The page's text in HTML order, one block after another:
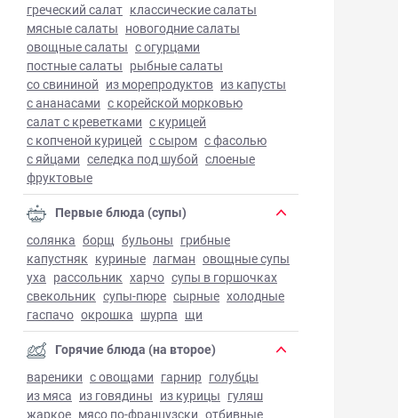
греческий салат классические салаты
мясные салаты новогодние салаты
овощные салаты с огурцами
постные салаты рыбные салаты
со свининой из морепродуктов из капусты
с ананасами с корейской морковью
салат с креветками с курицей
с копченой курицей с сыром с фасолью
с яйцами селедка под шубой слоеные
фруктовые
Первые блюда (супы)
солянка борщ бульоны грибные
капустняк куриные лагман овощные супы
уха рассольник харчо супы в горшочках
свекольник супы-пюре сырные холодные
гаспачо окрошка шурпа щи
Горячие блюда (на второе)
вареники с овощами гарнир голубцы
из мяса из говядины из курицы гуляш
жаркое мясо по-французски отбивные